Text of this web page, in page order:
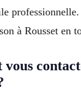
à Rousset en
vous